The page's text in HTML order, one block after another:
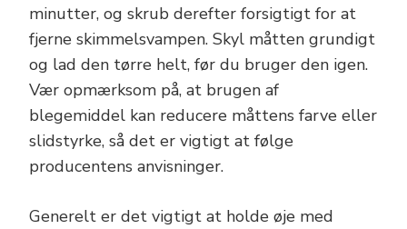
minutter, og skrub derefter forsigtigt for at
fjerne skimmelsvampen. Skyl måtten grundigt
og lad den tørre helt, før du bruger den igen.
Vær opmærksom på, at brugen af
blegemiddel kan reducere måttens farve eller
slidstyrke, så det er vigtigt at følge
producentens anvisninger.
Generelt er det vigtigt at holde øje med